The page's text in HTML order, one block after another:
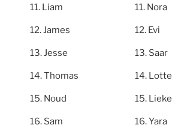
Liam
James
Jesse
Thomas
Noud
Sam
Nora
Evi
Saar
Lotte
Lieke
Yara